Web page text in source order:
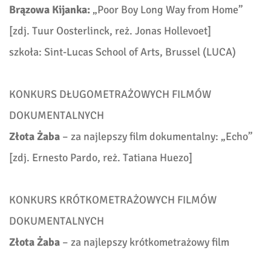
Brązowa Kijanka: „Poor Boy Long Way from Home”
[zdj.Tuur Oosterlinck, reż. Jonas Hollevoet]
szkoła: Sint-Lucas School of Arts, Brussel (LUCA)
KONKURS DŁUGOMETRAŻOWYCH FILMÓW
DOKUMENTALNYCH
Złota Żaba – za najlepszy film dokumentalny: „Echo”
[zdj. Ernesto Pardo, reż. Tatiana Huezo]
KONKURS KRÓTKOMETRAŻOWYCH FILMÓW
DOKUMENTALNYCH
Złota Żaba – za najlepszy krótkometrażowy film